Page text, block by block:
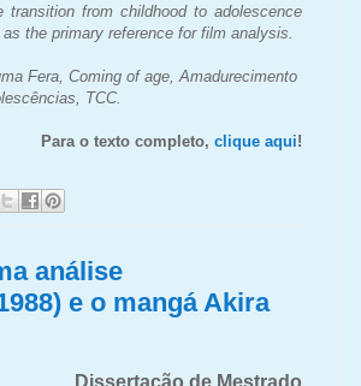
transition from childhood to adolescence
the primary reference for film analysis.
Fera, Coming of age, Amadurecimento
TCC.
Para o texto completo, clique aqui!
análise
e o mangá Akira